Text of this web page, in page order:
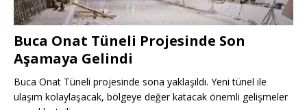
Buca Onat Tüneli Projesinde Son
Aşamaya Gelindi
Buca Onat Tüneli projesinde sona yaklaşıldı. Yeni tünel ile
ulaşım kolaylaşacak, bölgeye değer katacak önemli gelişmeler